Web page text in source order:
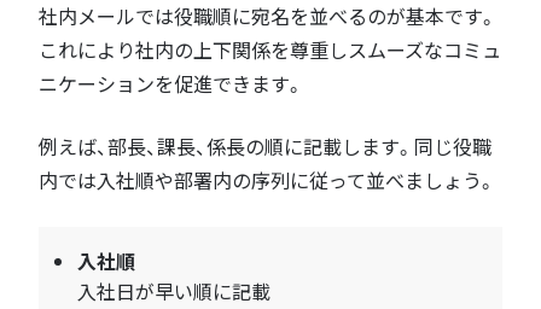
社内メールでは役職順に宛名を並べるのが基本です。
これにより社内の上下関係を尊重しスムーズなコミュ
ニケーションを促進できます。
例えば、部長、課長、係長の順に記載します。同じ役職
内では入社順や部署内の序列に従って並べましょう。
入社順
入社日が早い順に記載